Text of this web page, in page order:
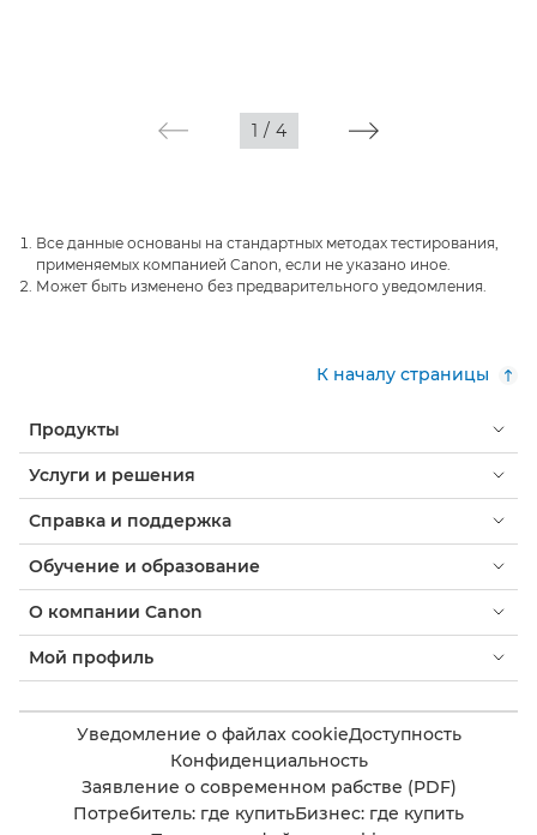
1 / 4
Все данные основаны на стандартных методах тестирования,
применяемых компанией Canon, если не указано иное.
Может быть изменено без предварительного уведомления.
К началу страницы
Продукты
Услуги и решения
Справка и поддержка
Обучение и образование
О компании Canon
Мой профиль
Уведомление о файлах cookieДоступность
Конфиденциальность
Заявление о современном рабстве (PDF)
Потребитель: где купитьБизнес: где купить